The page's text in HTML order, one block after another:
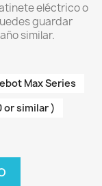
eléctrico o
guardar
similar.
Max Series
or similar )